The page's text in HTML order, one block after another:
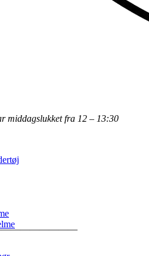
middagslukket fra 12 – 13:30